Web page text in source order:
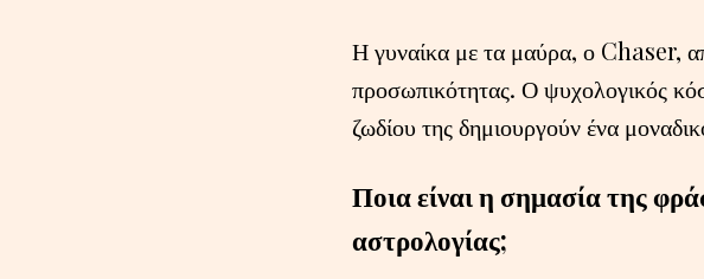
Η γυναίκα με τα μαύρα, ο Chaser,
προσωπικότητας. Ο ψυχολογικός
ζωδίου της δημιουργούν ένα
Ποια είναι η σημασία της
αστρολογίας;